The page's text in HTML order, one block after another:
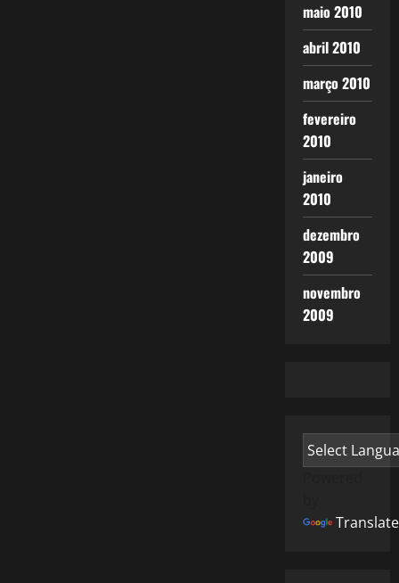
maio 2010
abril 2010
março 2010
fevereiro
2010
janeiro
2010
dezembro
2009
novembro
2009
Translate